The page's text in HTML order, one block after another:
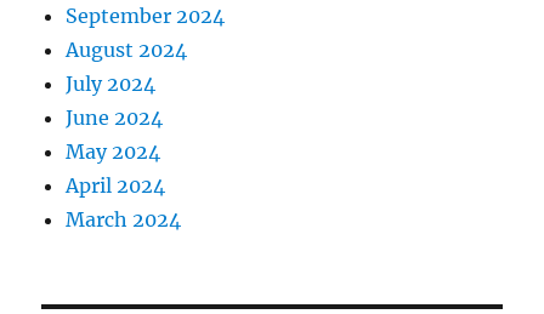
September 2024
August 2024
July 2024
June 2024
May 2024
April 2024
March 2024